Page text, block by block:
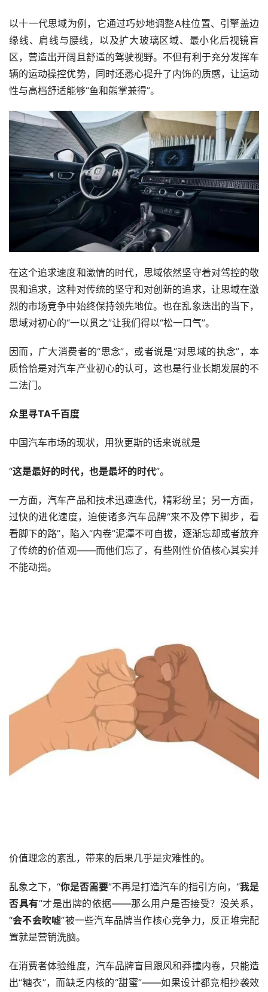
以十一代思域为例，它通过巧妙地调整A柱位置、引擎盖边
缘线、肩线与腰线，以及扩大玻璃区域、最小化后视镜盲
区，营造出开阔且舒适的驾驶视野。不但有利于充分发挥车
辆的运动操控优势，同时还悉心提升了内饰的质感，让运动
性与高档舒适能够“鱼和熊掌兼得”。
在这个追求速度和激情的时代，思域依然坚守着对驾控的敬
畏和追求，这种对传统的坚守和对创新的追求，让思域在激
烈的市场竞争中始终保持领先地位。也在乱象迭出的当下，
思域对初心的“一以贯之”让我们得以“松一口气”。
因而，广大消费者的“思念”，或者说是“对思域的执念”，本
质恰恰是对汽车产业初心的认可，这也是行业长期发展的不
二法门。
众里寻TA千百度
中国汽车市场的现状，用狄更斯的话来说就是
“这是最好的时代，也是最坏的时代”。
一方面，汽车产品和技术迅速迭代，精彩纷呈；另一方面，
过快的进化速度，迫使诸多汽车品牌“来不及停下脚步，看
看脚下的路”，陷入“内卷”泥潭不可自拔，逐渐忘却或者放弃
了传统的价值观——而他们忘了，有些刚性价值核心其实并
不能动摇。
价值理念的紊乱，带来的后果几乎是灾难性的。
乱象之下，“你是否需要”不再是打造汽车的指引方向，“我是
否具有”才是出牌的依据——那么用户是否接受？没关系，
“会不会吹嘘”被一些汽车品牌当作核心竞争力，反正堆完配
置就是营销洗脑。
在消费者体验维度，汽车品牌盲目跟风和莽撞内卷，只能造
出“糖衣”，而缺乏内核的“甜蜜”——如果设计都竞相抄袭效